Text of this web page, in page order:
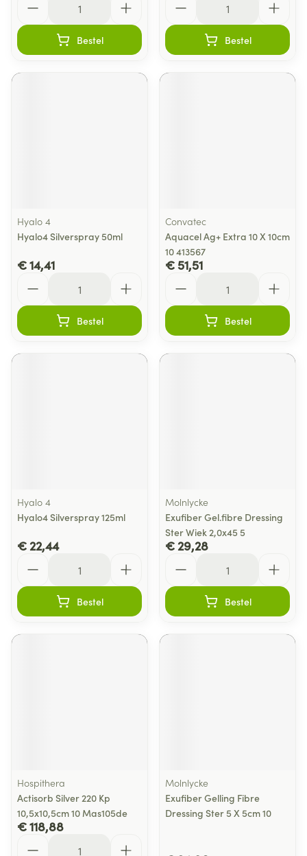
Bestel Bestel
Hyalo 4
Hyalo4 Silverspray 50ml
€ 14,41
Bestel
Convatec
Aquacel Ag+ Extra 10 X 10cm
10 413567
€ 51,51
Bestel
Hyalo 4
Hyalo4 Silverspray 125ml
€ 22,44
Bestel
Molnlycke
Exufiber Gel.fibre Dressing
Ster Wiek 2,0x45 5
€ 29,28
Bestel
Hospithera
Actisorb Silver 220 Kp
10,5x10,5cm 10 Mas105de
€ 118,88
Molnlycke
Exufiber Gelling Fibre
Dressing Ster 5 X 5cm 10